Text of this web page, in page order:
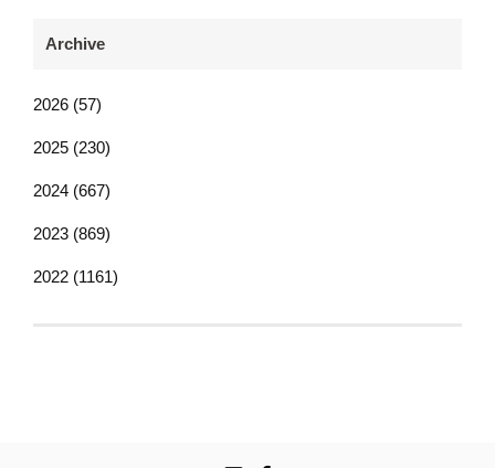
Archive
2026 (57)
2025 (230)
2024 (667)
2023 (869)
2022 (1161)